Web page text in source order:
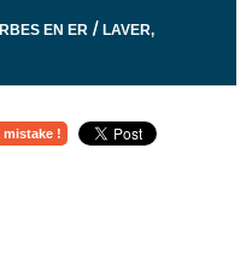
EN ER /LAVER,
mistake !